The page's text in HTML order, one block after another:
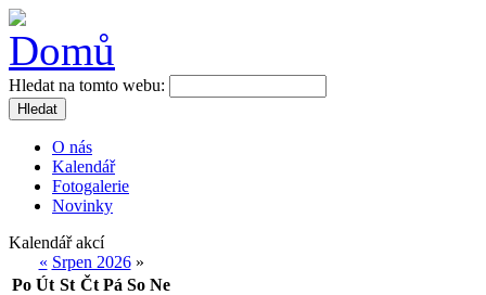
Hledat na tomto webu:
Hledat
O nás
Kalendář
Fotogalerie
Novinky
Kalendář akcí
« Srpen 2026 »
Po Út St Čt Pá So Ne